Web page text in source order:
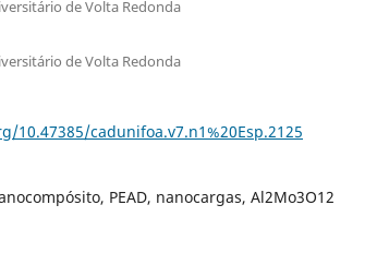
de Volta Redonda
de Volta Redonda
10.47385/cadunifoa.v7.n1%20Esp.2125
PEAD, nanocargas, Al2Mo3O12